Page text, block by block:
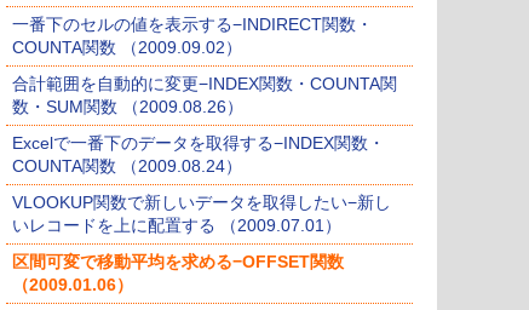
一番下のセルの値を表示する−INDIRECT関数・
COUNTA関数 （2009.09.02）
合計範囲を自動的に変更−INDEX関数・COUNTA関
数・SUM関数 （2009.08.26）
Excelで一番下のデータを取得する−INDEX関数・
COUNTA関数 （2009.08.24）
VLOOKUP関数で新しいデータを取得したい−新し
いレコードを上に配置する （2009.07.01）
区間可変で移動平均を求める−OFFSET関数
（2009.01.06）